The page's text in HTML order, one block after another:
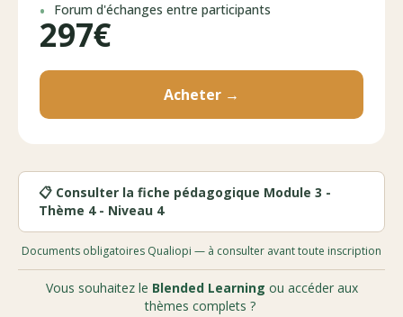
Forum d'échanges entre participants
297€
Acheter →
📋 Consulter la fiche pédagogique Module 3 -
Thème 4 - Niveau 4
Documents obligatoires Qualiopi — à consulter avant toute inscription
Vous souhaitez le Blended Learning ou accéder aux
thèmes complets ?